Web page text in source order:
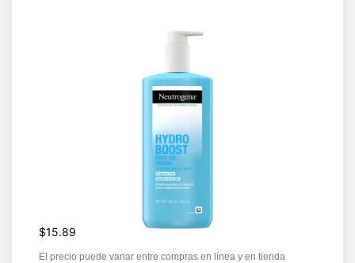
$15.89
El precio puede variar entre compras en línea y en tienda